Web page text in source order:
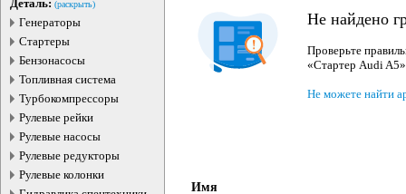
Деталь: (раскрыть)
Генераторы
Стартеры
Бензонасосы
Топливная система
Турбокомпрессоры
Рулевые рейки
Рулевые насосы
Рулевые редукторы
Рулевые колонки
Не найдено
Проверьте
«Стартер Audi
Не можете найти
Имя